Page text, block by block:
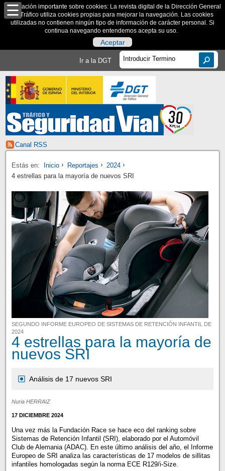
Información importante sobre cookies: La revista digital de la Dirección General
de Tráfico utiliza cookies propias para mejorar la navegación. Las cookies
utilizadas no contienen ningún tipo de información de carácter personal. Si
continua navegando entendemos acepta su uso.
Aceptar
Ir a la DGT
Canal RSS
Estás en: Inicio Reportajes
2024
4 estrellas para la mayoría de nuevos SRI
SEGUNDO INFORME EUROPEO DE SISTEMAS DE RETENCIÓN INFANTIL DE
2024
4 estrellas para la mayoría de
nuevos SRI
Análisis de 17 nuevos SRI
Nuria HERRAIZ
17 DICIEMBRE 2024
Una vez más la Fundación Race se hace eco del ranking sobre
Sistemas de Retención Infantil (SRI), elaborado por el Automóvil
Club de Alemania (ADAC). En este último análisis del año, el Informe
Europeo de SRI analiza las características de 17 modelos de sillitas
infantiles homologadas según la norma ECE R129/i-Size.